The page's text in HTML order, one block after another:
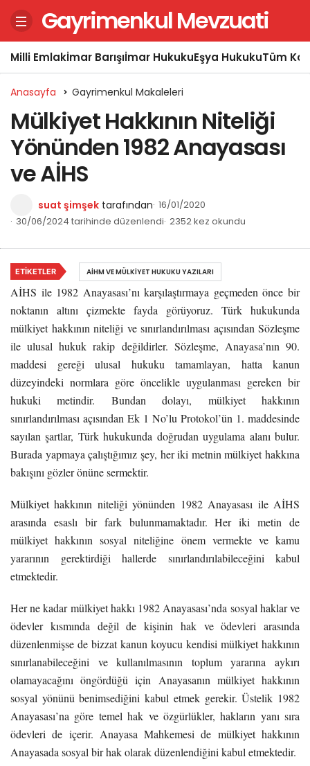
Gayrimenkul Mevzuati
Milli Emlakİmar Barışıİmar HukukuEşya HukukuTüm
Anasayfa Gayrimenkul Makaleleri
Mülkiyet Hakkının Niteliği
Yönünden 1982 Anayasası
ve AİHS
suat şimşek tarafından 16/01/2020
30/06/2024 tarihinde düzenlendi 2352 kez okundu
AİHS ile 1982 Anayasası’nı karşılaştırmaya geçmeden önce bir
noktanın altını çizmekte fayda görüyoruz. Türk hukukunda
mülkiyet hakkının niteliği ve sınırlandırılması açısından Sözleşme
ile ulusal hukuk rakip değildirler. Sözleşme, Anayasa’nın 90.
maddesi gereği ulusal hukuku tamamlayan, hatta kanun
düzeyindeki normlara göre öncelikle uygulanması gereken bir
hukuki metindir. Bundan dolayı, mülkiyet hakkının
sınırlandırılması açısından Ek 1 No’lu Protokol’ün 1. maddesinde
sayılan şartlar, Türk hukukunda doğrudan uygulama alanı bulur.
Burada yapmaya çalıştığımız şey, her iki metnin mülkiyet hakkına
bakışını gözler önüne sermektir.
Mülkiyet hakkının niteliği yönünden 1982 Anayasası ile AİHS
arasında esaslı bir fark bulunmamaktadır. Her iki metin de
mülkiyet hakkının sosyal niteliğine önem vermekte ve kamu
yararının gerektirdiği hallerde sınırlandırılabileceğini kabul
etmektedir.
Her ne kadar mülkiyet hakkı 1982 Anayasası’nda sosyal haklar ve
ödevler kısmında değil de kişinin hak ve ödevleri arasında
düzenlenmişse de bizzat kanun koyucu kendisi mülkiyet hakkının
sınırlanabileceğini ve kullanılmasının toplum yararına aykırı
olamayacağını öngördüğü için Anayasanın mülkiyet hakkının
sosyal yönünü benimsediğini kabul etmek gerekir. Üstelik 1982
Anayasası’na göre temel hak ve özgürlükler, hakların yanı sıra
ödevleri de içerir. Anayasa Mahkemesi de mülkiyet hakkının
Anayasada sosyal bir hak olarak düzenlendiğini kabul etmektedir.
ETIKETLER AİHM VE MÜLKIYET HUKUKU YAZILARI